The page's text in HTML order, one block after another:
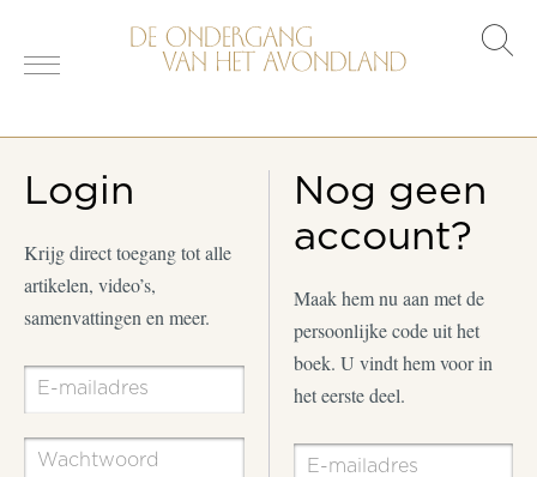
Login
Krijg direct toegang tot alle
artikelen, video’s,
samenvattingen en meer.
Nog geen
account?
Maak hem nu aan met de
persoonlijke code uit het
boek. U vindt hem voor in
het eerste deel.